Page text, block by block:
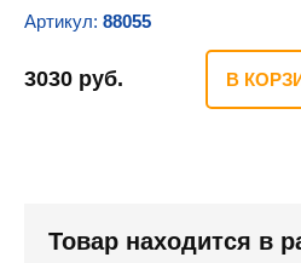
Артикул: 88055
3030 руб. В
Товар находится в